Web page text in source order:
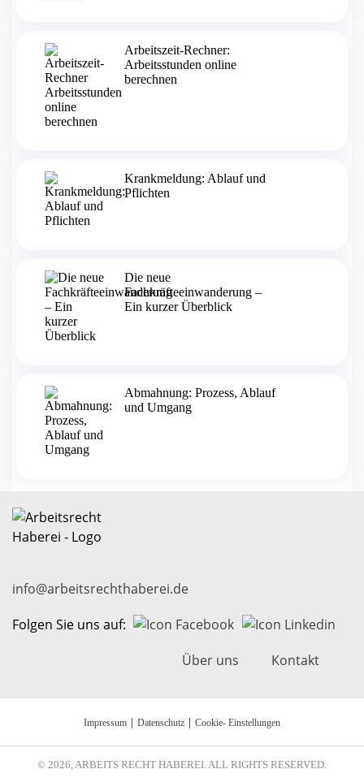
Arbeitszeit-Rechner:
Arbeitsstunden online
berechnen
Krankmeldung: Ablauf und
Pflichten
Die neue
Fachkräfteeinwanderung –
Ein kurzer Überblick
Abmahnung: Prozess, Ablauf
und Umgang
info@arbeitsrechthaberei.de
Folgen Sie uns auf:
Über uns
Kontakt
© 2026, ARBEITS RECHT HABEREI. ALL RIGHTS RESERVED.
Impressum | Datenschutz | Cookie- Einstellungen